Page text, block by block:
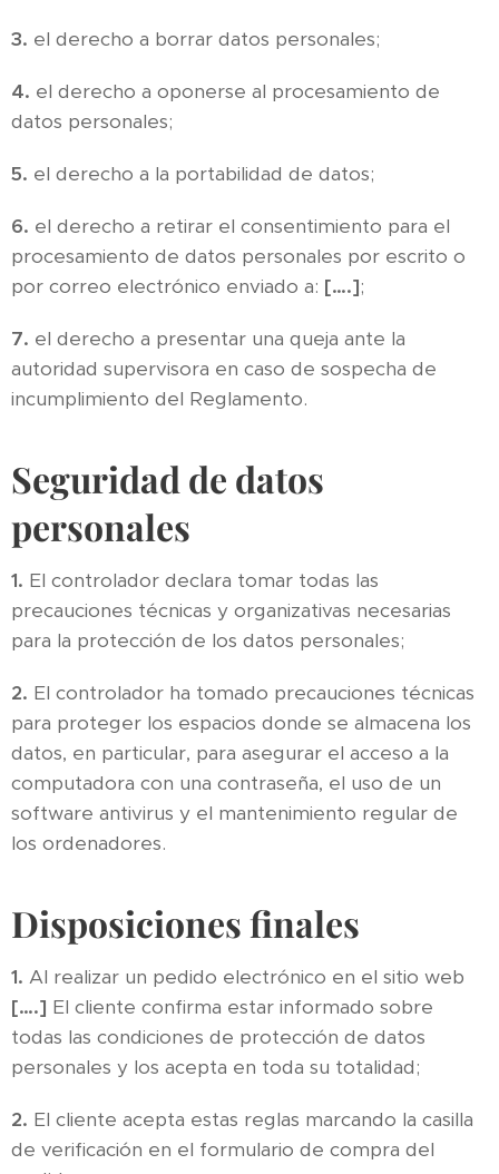
3. el derecho a borrar datos personales;
4. el derecho a oponerse al procesamiento de
datos personales;
5. el derecho a la portabilidad de datos;
6. el derecho a retirar el consentimiento para el
procesamiento de datos personales por escrito o
por correo electrónico enviado a: [….];
7. el derecho a presentar una queja ante la
autoridad supervisora en caso de sospecha de
incumplimiento del Reglamento.
Seguridad de datos
personales
1. El controlador declara tomar todas las
precauciones técnicas y organizativas necesarias
para la protección de los datos personales;
2. El controlador ha tomado precauciones técnicas
para proteger los espacios donde se almacena los
datos, en particular, para asegurar el acceso a la
computadora con una contraseña, el uso de un
software antivirus y el mantenimiento regular de
los ordenadores.
Disposiciones finales
1. Al realizar un pedido electrónico en el sitio web
[….] El cliente confirma estar informado sobre
todas las condiciones de protección de datos
personales y los acepta en toda su totalidad;
2. El cliente acepta estas reglas marcando la casilla
de verificación en el formulario de compra del